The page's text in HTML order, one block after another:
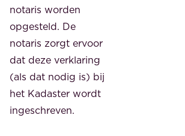
notaris worden
opgesteld. De
notaris zorgt ervoor
dat deze verklaring
(als dat nodig is) bij
het Kadaster wordt
ingeschreven.